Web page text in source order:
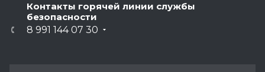
Контакты горячей линии службы
безопасности
8 991 144 07 30